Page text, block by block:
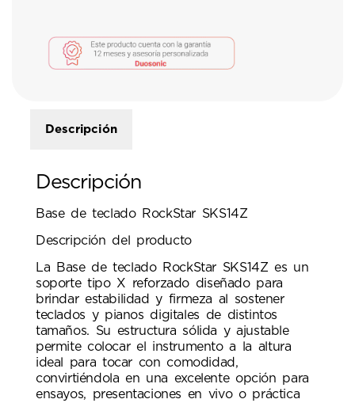
Descripción
Descripción
Base de teclado RockStar SKS14Z
Descripción del producto
La Base de teclado RockStar SKS14Z es un
soporte tipo X reforzado diseñado para
brindar estabilidad y firmeza al sostener
teclados y pianos digitales de distintos
tamaños. Su estructura sólida y ajustable
permite colocar el instrumento a la altura
ideal para tocar con comodidad,
convirtiéndola en una excelente opción para
ensayos, presentaciones en vivo o práctica